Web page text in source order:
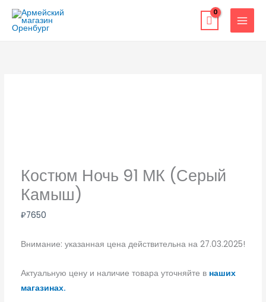
Перейти
содержимому
Костюм Ночь 91 МК (Серый
Камыш)
₽7650
Внимание: указанная цена действительна на 27.03.2025!
Актуальную цену и наличие товара уточняйте в наших
магазинах.